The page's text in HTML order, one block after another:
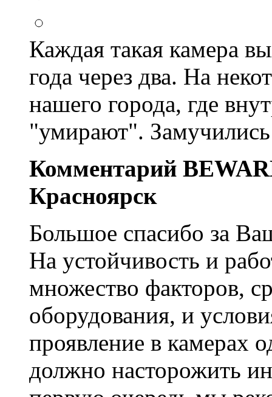
Каждая такая камера
года через два. На
нашего города, где
"умирают".
Комментарий
Красноярск
Большое спасибо за
На устойчивость и
множество факторов,
оборудования, и
проявление в камерах
должно насторожить